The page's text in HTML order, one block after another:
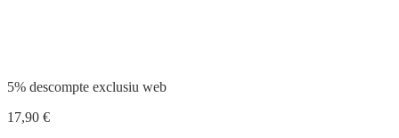
5% descompte exclusiu web
17,90 €